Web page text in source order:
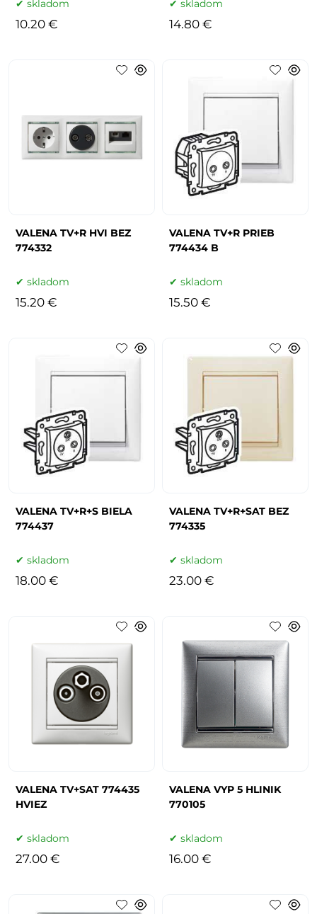
skladom
10.20 €
skladom
14.80 €
VALENA TV+R HVI BEZ
774332
skladom
15.20 €
VALENA TV+R PRIEB
774434 B
skladom
15.50 €
VALENA TV+R+S BIELA
774437
skladom
18.00 €
VALENA TV+R+SAT BEZ
774335
skladom
23.00 €
VALENA TV+SAT 774435
HVIEZ
skladom
27.00 €
VALENA VYP 5 HLINIK
770105
skladom
16.00 €